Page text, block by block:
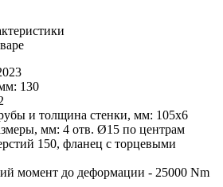
130
и толщина стенки, мм: 105х6
мм: 4 отв. Ø15 по центрам
150, фланец с торцевыми
момент до деформации - 25000 Nm